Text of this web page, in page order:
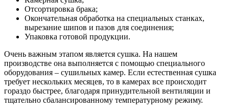
Отсортировка брака;
Окончательная обработка на специальных станках,
вырезание шипов и пазов для соединения;
Упаковка готовой продукции.
Очень важным этапом является сушка. На нашем
производстве она выполняется с помощью специального
оборудования – сушильных камер. Если естественная сушка
требует нескольких месяцев, то в камерах все происходит
гораздо быстрее, благодаря принудительной вентиляции и
тщательно сбалансированному температурному режиму.